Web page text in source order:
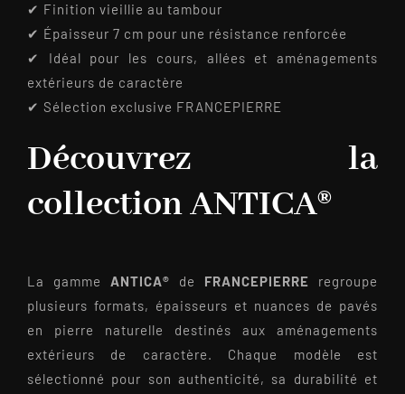
✔ Finition vieillie au tambour
✔ Épaisseur 7 cm pour une résistance renforcée
✔ Idéal pour les cours, allées et aménagements
extérieurs de caractère
✔ Sélection exclusive FRANCEPIERRE
Découvrez la
collection ANTICA®
La gamme ANTICA® de FRANCEPIERRE regroupe
plusieurs formats, épaisseurs et nuances de pavés
en pierre naturelle destinés aux aménagements
extérieurs de caractère. Chaque modèle est
sélectionné pour son authenticité, sa durabilité et